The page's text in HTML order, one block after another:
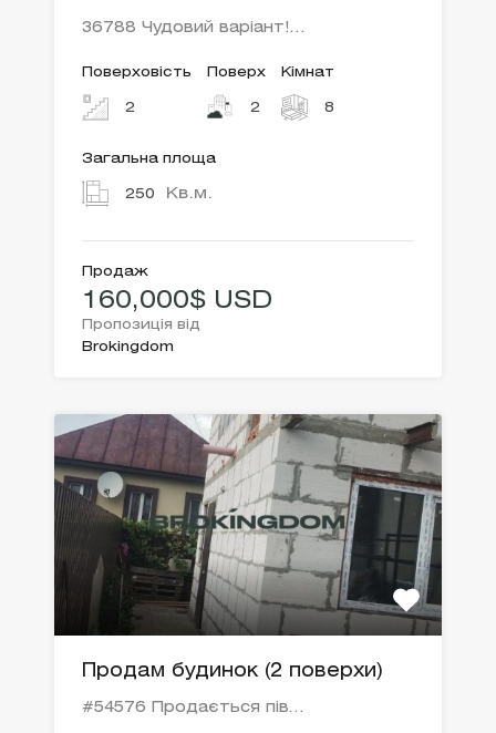
36788 Чудовий варіант!…
Поверховість
2
Поверх
2
Кімнат
8
Загальна площа
250 Кв.м.
Продаж
160,000$ USD
Пропозиція від
Brokingdom
Продам будинок (2 поверхи)
#54576 Продається пів…